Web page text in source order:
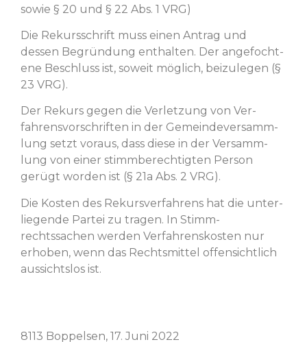
sowie § 20 und § 22 Abs. 1 VRG)
Die Rekurss­chrift muss einen Antrag und
dessen Begrün­dung enthal­ten. Der ange­focht­
ene Beschluss ist, soweit möglich, beizule­gen (§
23 VRG).
Der Rekurs gegen die Ver­let­zung von Ver­
fahrensvorschriften in der Gemein­de­v­er­samm­
lung set­zt voraus, dass diese in der Ver­samm­
lung von ein­er stimm­berechtigten Per­son
gerügt wor­den ist (§ 21a Abs. 2 VRG).
Die Kosten des Rekursver­fahrens hat die unter­
liegende Partei zu tra­gen. In Stimm­
rechtssachen wer­den Ver­fahren­skosten nur
erhoben, wenn das Rechtsmit­tel offen­sichtlich
aus­sicht­s­los ist.
8113 Bop­pelsen, 17. Juni 2022